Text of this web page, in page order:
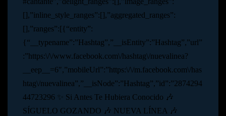
[],”inline_style_ranges”:[],”aggregated_ranges”:
[],”ranges”:[{“entity”:
{“__typename”:”Hashtag”,”__isEntity”:”Hashtag”,”url”
:”https:\/\/www.facebook.com\/hashtag\/nuevalinea?
__eep__=6″,”mobileUrl”:”https:\/\/m.facebook.com\/has
htag\/nuevalinea”,”__isNode”:”Hashtag”,”id”:”2874294
44723296 ✨ Si Antes Te Hubiera Conocido 🎶
SÍGUELO GOZANDO 🎶 NUEVA LÍNEA 🎶